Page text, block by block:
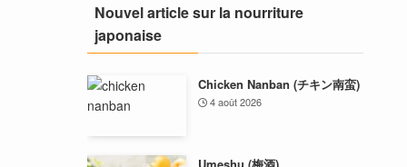
Nouvel article sur la nourriture
japonaise
Chicken Nanban (チキン南蛮)
4 août 2026